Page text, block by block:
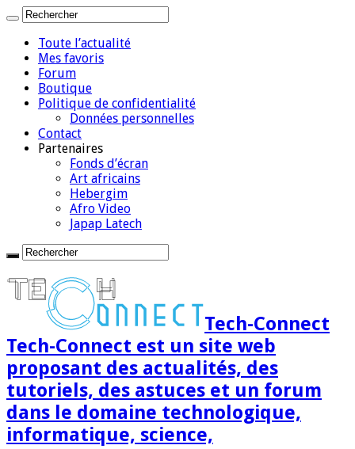
Toute l’actualité
Mes favoris
Forum
Boutique
Politique de confidentialité
Données personnelles
Contact
Partenaires
Fonds d’écran
Art africains
Hebergim
Afro Video
Japap Latech
Tech-Connect
Tech-Connect est un site web
proposant des actualités, des
tutoriels, des astuces et un forum
dans le domaine technologique,
informatique, science,